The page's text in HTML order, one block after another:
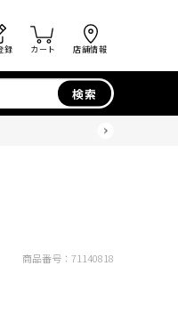
録 カート 店舗情報
検索
商品番号： 71140818